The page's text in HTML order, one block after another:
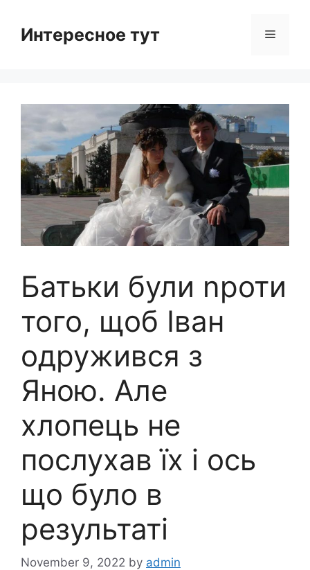
contentИнтересное тут Menu
Батьки були nроти
того, щоб Іван
одружився з
Яною. Але
хлопець не
послухав їх і ось
що було в
результаті
November 9, 2022 by admin